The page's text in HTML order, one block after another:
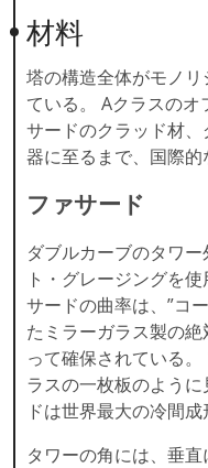
材料
塔の構造全体がモノ
ている。 Aクラスの
サードのクラッド材
器に至るまで、国際的
ファサード
ダブルカーブのタワ
ト・グレージングを
サードの曲率は、”コ
たミラーガラス製の
って確保されている
ラスの一枚板のよう
ドは世界最大の冷間成
タワーの角には、垂